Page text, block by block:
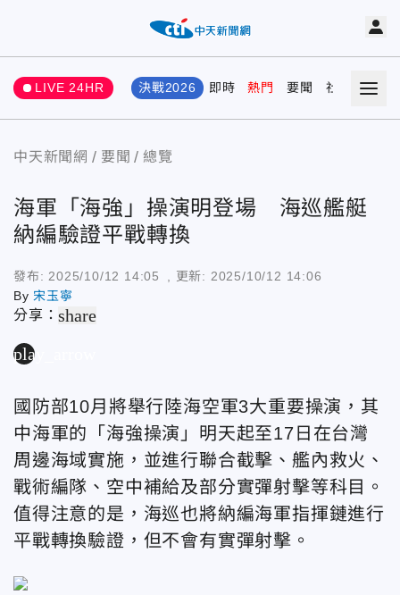
LIVE 24HR 決戰2026 即時 熱門 要聞 社會 娛樂
中天新聞網 要聞 總覽
海軍「海強」操演明登場 海巡艦艇
納編驗證平戰轉換
發布: 2025/10/12 14:05 , 更新: 2025/10/12 14:06
By 宋玉寧
分享：share
play_arrow
國防部10月將舉行陸海空軍3大重要操演，其
中海軍的「海強操演」明天起至17日在台灣
周邊海域實施，並進行聯合截擊、艦內救火、
戰術編隊、空中補給及部分實彈射擊等科目。
值得注意的是，海巡也將納編海軍指揮鏈進行
平戰轉換驗證，但不會有實彈射擊。